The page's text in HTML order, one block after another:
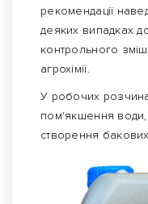
рекомендації
деяких випадках
контрольного
агрохімії.
У робочих
пом'якшення води,
створення